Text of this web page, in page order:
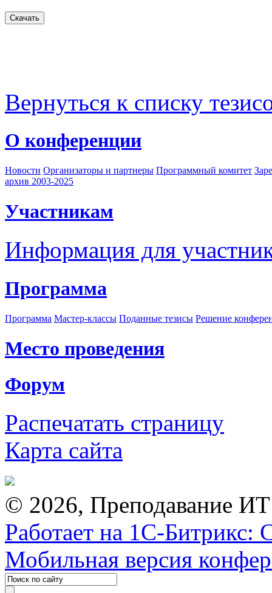
Вернуться к списку
О конференции
Новости Организаторы и партнеры Программный комитет
архив 2003-2025
Участникам
Информация для
Программа
Программа Мастер-классы Поданные тезисы Решение
Место проведения
Форум
Распечатать страницу
Карта сайта
© 2026, Преподавание
Работает на 1С-Битрикс:
Мобильная версия